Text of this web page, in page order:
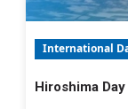
International
Hiroshima